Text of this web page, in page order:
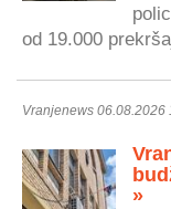
od 19.000
Vranjenews 06.08.2026
»